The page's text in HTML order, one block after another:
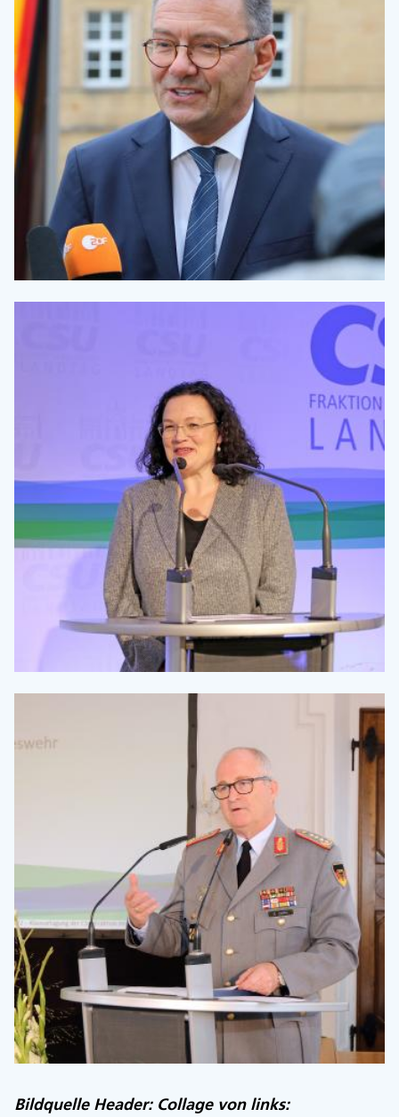
Bildquelle Header: Collage von links: